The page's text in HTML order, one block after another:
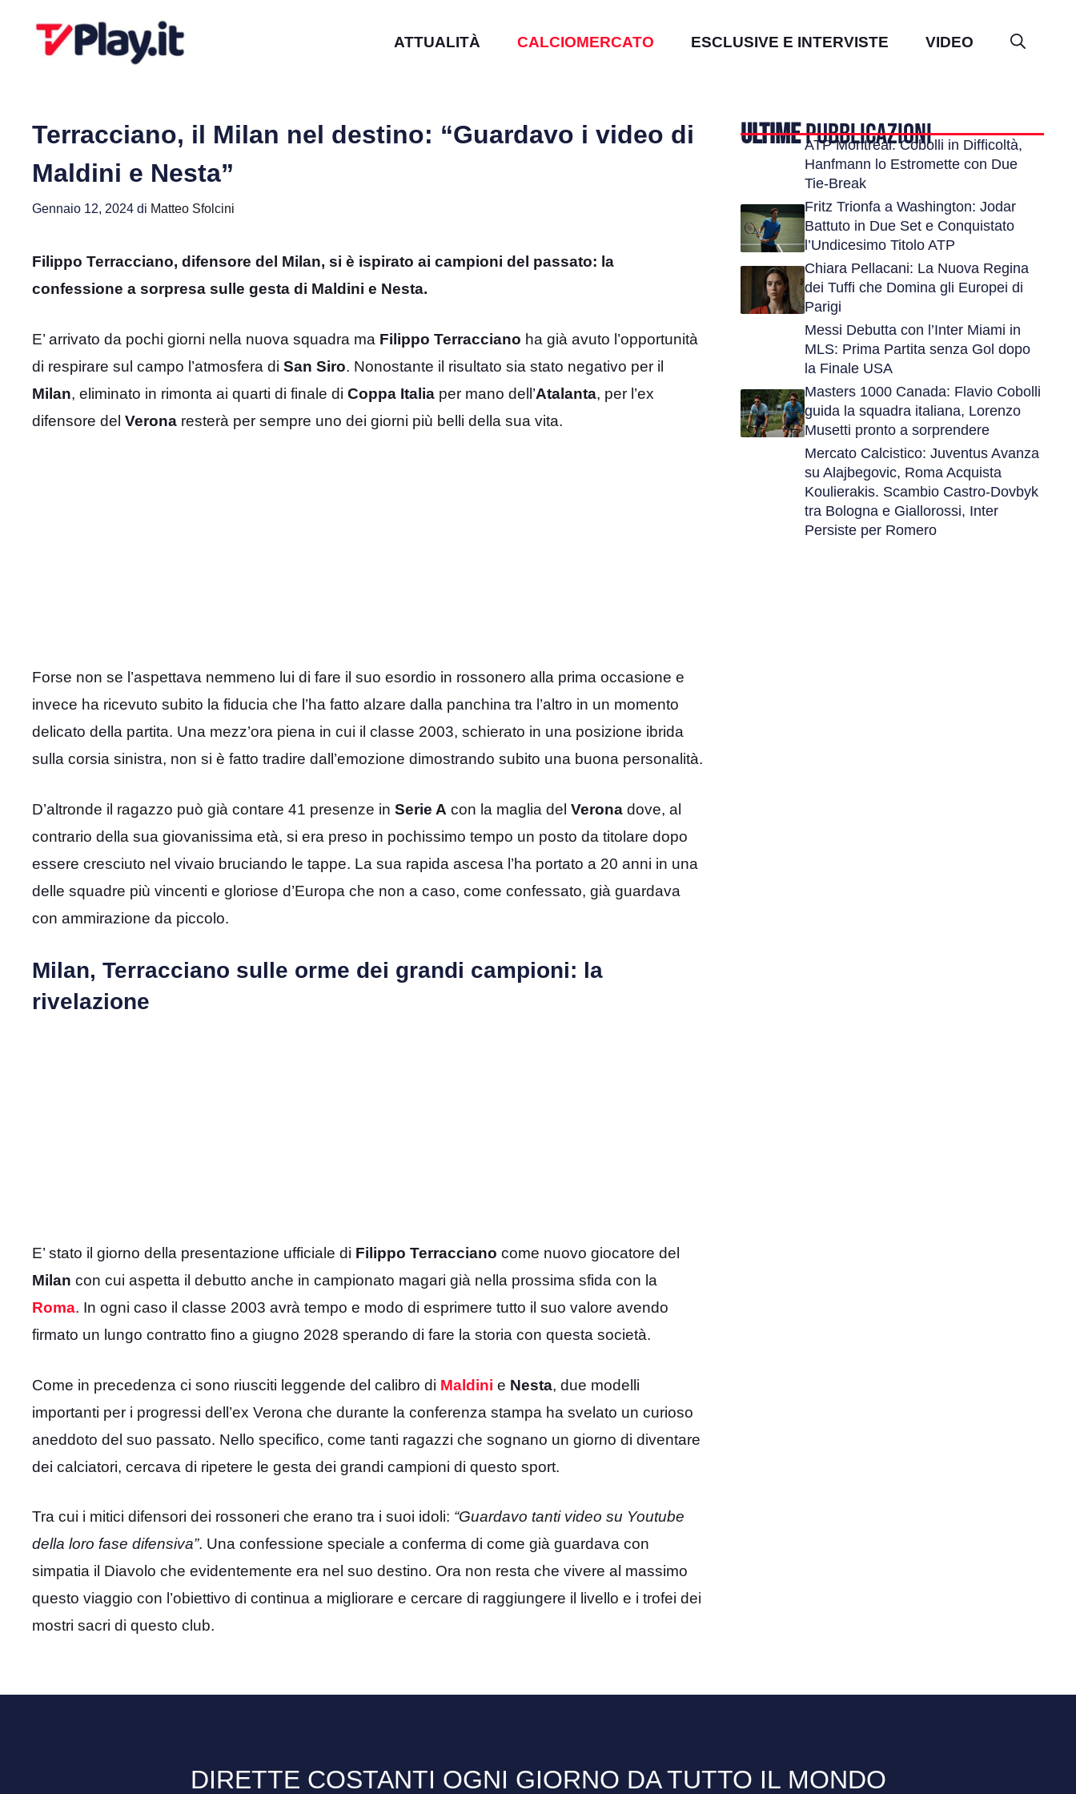
ATTUALITÀ CALCIOMERCATO ESCLUSIVE E INTERVISTE VIDEO
Terracciano, il Milan nel destino: “Guardavo i video di
Maldini e Nesta”
Gennaio 12, 2024 di Matteo Sfolcini
Filippo Terracciano, difensore del Milan, si è ispirato ai campioni del passato: la
confessione a sorpresa sulle gesta di Maldini e Nesta.
E’ arrivato da pochi giorni nella nuova squadra ma Filippo Terracciano ha già avuto l’opportunità
di respirare sul campo l’atmosfera di San Siro. Nonostante il risultato sia stato negativo per il
Milan, eliminato in rimonta ai quarti di finale di Coppa Italia per mano dell’Atalanta, per l’ex
difensore del Verona resterà per sempre uno dei giorni più belli della sua vita.
Forse non se l’aspettava nemmeno lui di fare il suo esordio in rossonero alla prima occasione e
invece ha ricevuto subito la fiducia che l’ha fatto alzare dalla panchina tra l’altro in un momento
delicato della partita. Una mezz’ora piena in cui il classe 2003, schierato in una posizione ibrida
sulla corsia sinistra, non si è fatto tradire dall’emozione dimostrando subito una buona personalità.
D’altronde il ragazzo può già contare 41 presenze in Serie A con la maglia del Verona dove, al
contrario della sua giovanissima età, si era preso in pochissimo tempo un posto da titolare dopo
essere cresciuto nel vivaio bruciando le tappe. La sua rapida ascesa l’ha portato a 20 anni in una
delle squadre più vincenti e gloriose d’Europa che non a caso, come confessato, già guardava
con ammirazione da piccolo.
Milan, Terracciano sulle orme dei grandi campioni: la
rivelazione
E’ stato il giorno della presentazione ufficiale di Filippo Terracciano come nuovo giocatore del
Milan con cui aspetta il debutto anche in campionato magari già nella prossima sfida con la
Roma. In ogni caso il classe 2003 avrà tempo e modo di esprimere tutto il suo valore avendo
firmato un lungo contratto fino a giugno 2028 sperando di fare la storia con questa società.
Come in precedenza ci sono riusciti leggende del calibro di Maldini e Nesta, due modelli
importanti per i progressi dell’ex Verona che durante la conferenza stampa ha svelato un curioso
aneddoto del suo passato. Nello specifico, come tanti ragazzi che sognano un giorno di diventare
dei calciatori, cercava di ripetere le gesta dei grandi campioni di questo sport.
Tra cui i mitici difensori dei rossoneri che erano tra i suoi idoli: “Guardavo tanti video su Youtube
della loro fase difensiva”. Una confessione speciale a conferma di come già guardava con
simpatia il Diavolo che evidentemente era nel suo destino. Ora non resta che vivere al massimo
questo viaggio con l’obiettivo di continua a migliorare e cercare di raggiungere il livello e i trofei dei
mostri sacri di questo club.
ULTIMEPUBBLICAZIONI
ATP Montreal: Cobolli in Difficoltà,
Hanfmann lo Estromette con Due
Tie-Break
Fritz Trionfa a Washington: Jodar
Battuto in Due Set e Conquistato
l’Undicesimo Titolo ATP
Chiara Pellacani: La Nuova Regina
dei Tuffi che Domina gli Europei di
Parigi
Messi Debutta con l’Inter Miami in
MLS: Prima Partita senza Gol dopo
la Finale USA
Masters 1000 Canada: Flavio Cobolli
guida la squadra italiana, Lorenzo
Musetti pronto a sorprendere
Mercato Calcistico: Juventus Avanza
su Alajbegovic, Roma Acquista
Koulierakis. Scambio Castro-Dovbyk
tra Bologna e Giallorossi, Inter
Persiste per Romero
DIRETTE COSTANTI OGNI GIORNO DA TUTTO IL MONDO